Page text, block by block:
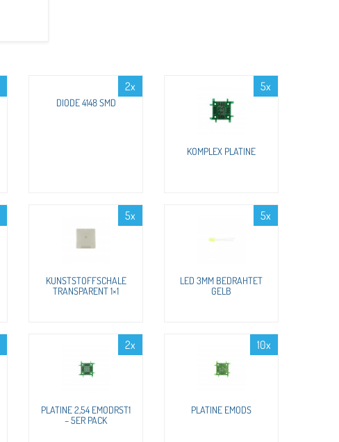
2x
DIODE 4148 SMD
5x
KOMPLEX PLATINE
5x
KUNSTSTOFFSCHALE
TRANSPARENT 1×1
5x
LED 3MM BEDRAHTET
GELB
2x
PLATINE 2,54 EMODRST1
– 5ER PACK
10x
PLATINE EMODS